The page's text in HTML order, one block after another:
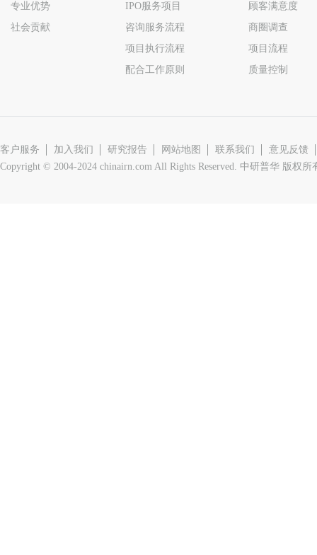
专业优势
社会贡献
IPO服务项目
咨询服务流程
项目执行流程
配合工作原则
顾客满意度
商圈调查
项目流程
质量控制
客户服务 加入我们 研究报告 网站地图 联系我们
意见反馈
Copyright © 2004-2024 chinairn.com All Rights Reserved. 中研普华 版权所